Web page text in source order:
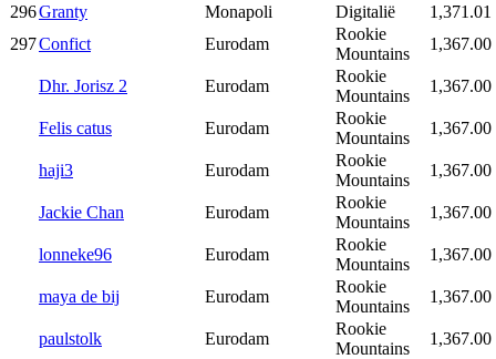
296Granty Monapoli Digitalië
1,371.01
297Confict Eurodam
Rookie
Mountains
1,367.00
Dhr. Jorisz 2 Eurodam
Rookie
Mountains
1,367.00
Felis catus Eurodam
Rookie
Mountains
1,367.00
haji3 Eurodam
Rookie
Mountains
1,367.00
Jackie Chan Eurodam
Rookie
Mountains
1,367.00
lonneke96 Eurodam
Rookie
Mountains
1,367.00
maya de bij Eurodam
Rookie
Mountains
1,367.00
paulstolk Eurodam
Rookie
Mountains
1,367.00